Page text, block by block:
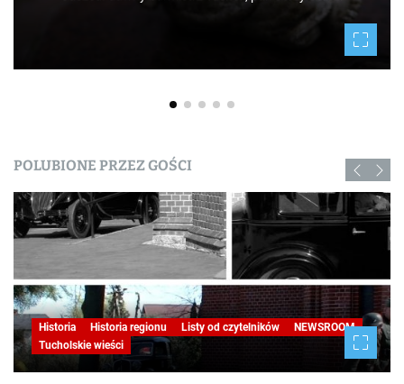
POLUBIONE PRZEZ GOŚCI
Historia Historia regionu Listy od czytelników
NEWSROOM
Tucholskie wieści